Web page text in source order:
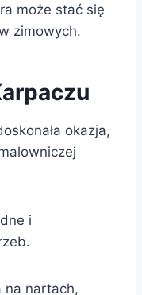
może stać się
zimowych.
okazja,
i
na nartach,